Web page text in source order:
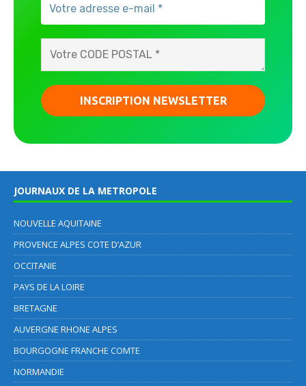
JOURNAUX DE LA METROPOLE
NOUVELLE AQUITAINE
PROVENCE ALPES COTE D’AZUR
OCCITANIE
PAYS DE LA LOIRE
BRETAGNE
AUVERGNE RHONE ALPES
BOURGOGNE FRANCHE COMTE
NORMANDIE